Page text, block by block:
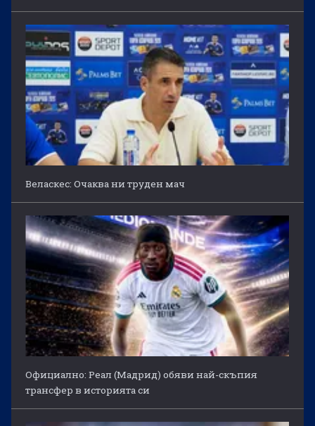
Веласкес: Очаква ни труден мач
Официално: Реал (Мадрид) обяви най-скъпия
трансфер в историята си